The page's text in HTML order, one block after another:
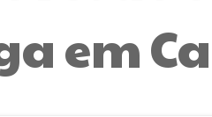
em